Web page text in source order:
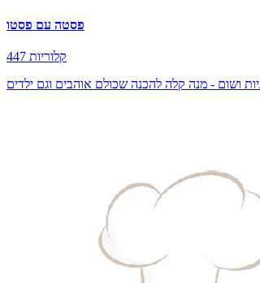
פסטה עם פסטו
447 קלוריות
ושום - מנה קלה להכנה שכולם אוהבים וגם ילדים